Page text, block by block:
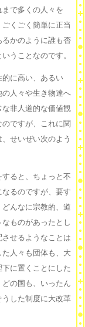
で多くの人々を
くごく簡単に正当
かのように誰も否
うことなのです。
に高い、あるい
人々や生き物達へ
非人道的な価値観
ですが、これに関
せいぜい次のよう
ると、ちょっと不
るのですが、要す
んなに宗教的、道
ものがあったとし
せるようなことは
人々も団体も、大
に置くことにした
の国も、いったん
した制度に大改革